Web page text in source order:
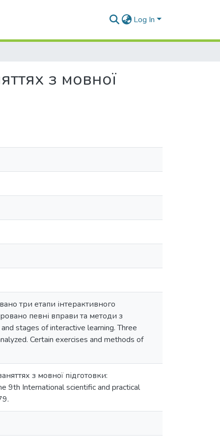
Log In
з мовної
три етапи інтерактивного
певні вправи та методи з
stages of interactive learning. Three
Certain exercises and methods of
з мовної підготовки:
9th International scientific and practical